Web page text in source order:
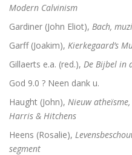
The changing
Adrianus VI
De Arminiaanse
Modern Calvinism
Gardiner (John Eliot), Bach,
Garff (Joakim), Kierkegaard’s
Gillaerts e.a. (red.), De Bijbel in
God 9.0 ? Neen dank u.
Haught (John), Nieuw
Harris & Hitchens
Heens (Rosalie),
segment